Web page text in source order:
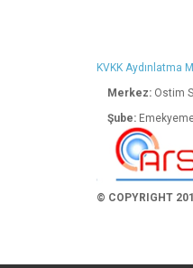
KVKK Aydınlatma
Merkez:
Şube:
© COPYRIGHT